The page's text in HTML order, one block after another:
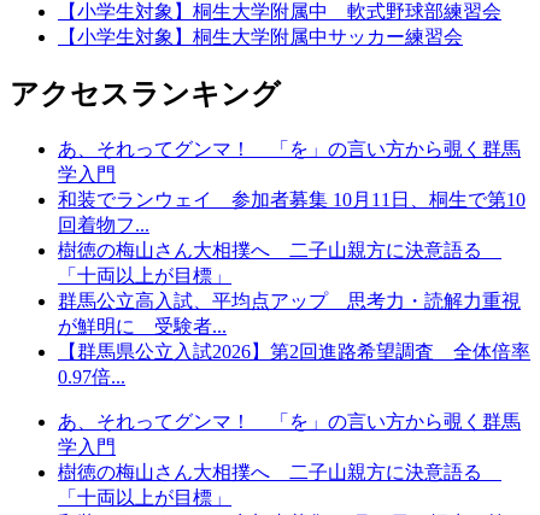
【小学生対象】桐生大学附属中 軟式野球部練習会
【小学生対象】桐生大学附属中サッカー練習会
アクセスランキング
あ、それってグンマ！ 「を」の言い方から覗く群馬
学入門
和装でランウェイ 参加者募集 10月11日、桐生で第10
回着物フ...
樹徳の梅山さん大相撲へ 二子山親方に決意語る
「十両以上が目標」
群馬公立高入試、平均点アップ 思考力・読解力重視
が鮮明に 受験者...
【群馬県公立入試2026】第2回進路希望調査 全体倍率
0.97倍...
あ、それってグンマ！ 「を」の言い方から覗く群馬
学入門
樹徳の梅山さん大相撲へ 二子山親方に決意語る
「十両以上が目標」